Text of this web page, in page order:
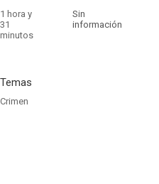
1 hora y
31
minutos
Sin
información
Temas
Crimen